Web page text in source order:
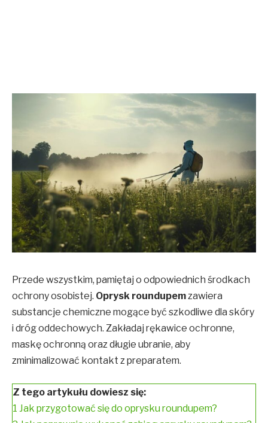
Przede wszystkim, pamiętaj o odpowiednich środkach
ochrony osobistej. Oprysk roundupemzawiera
substancje chemiczne mogące być szkodliwe dla skóry
i dróg oddechowych. Zakładaj rękawice ochronne,
maskę ochronną oraz długie ubranie, aby
zminimalizować kontakt z preparatem.
Z tego artykułu dowiesz się:
1 Jak przygotować się do oprysku roundupem?